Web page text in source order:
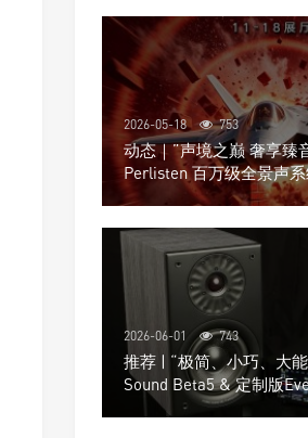
2026-05-18 753
动态｜”声境之巅 奢享臻
Perlisten 百万级全景声系
京国际音响展
2026-06-01 743
推荐 | “极简、小巧、大
Sound Beta5 & 定制版
Play音响组合